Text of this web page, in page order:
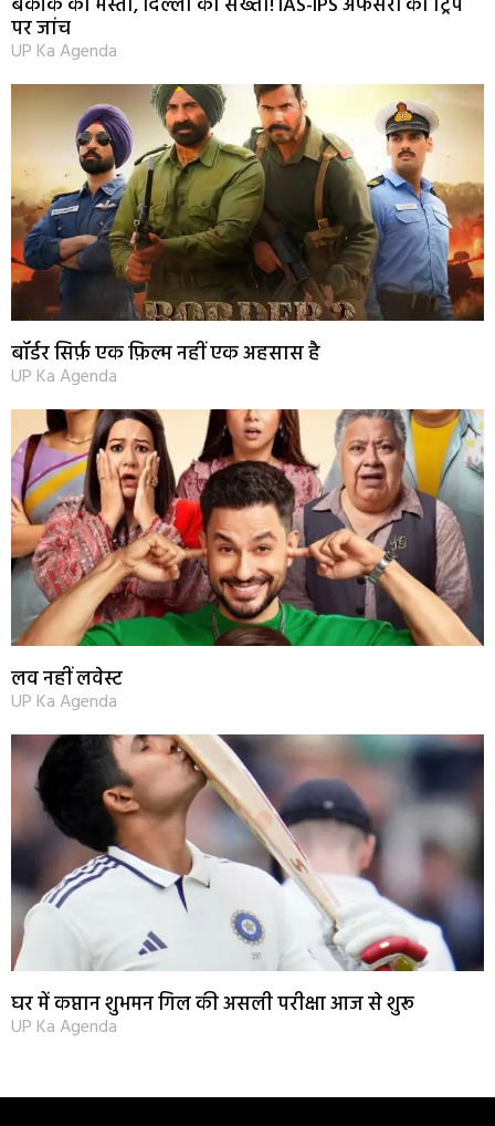
पर जांच
UP Ka Agenda
बॉर्डर सिर्फ़ एक फ़िल्म नहीं एक अहसास है
UP Ka Agenda
लव नहीं लवेस्ट
UP Ka Agenda
घर में कप्तान शुभमन गिल की असली परीक्षा आज से शुरू
UP Ka Agenda